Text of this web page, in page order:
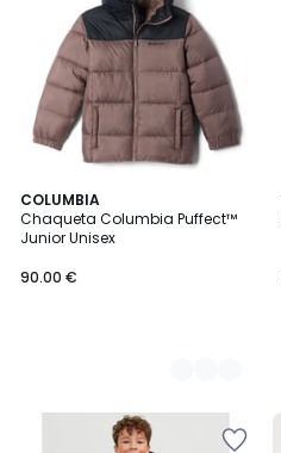
COLUMBIA
Chaqueta Columbia Puffect™
Junior Unisex
90.00 €
3
Colores